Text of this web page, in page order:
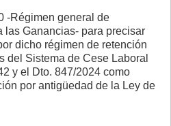
-Régimen general de
las Ganancias- para precisar
dicho régimen de retención
del Sistema de Cese Laboral
y el Dto. 847/2024 como
por antigüedad de la Ley de